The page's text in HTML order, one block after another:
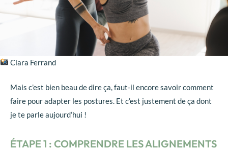
Clara Ferrand
Mais c’est bien beau de dire ça, faut-il encore savoir comment
faire pour adapter les postures. Et c’est justement de ça dont
je te parle aujourd’hui !
ÉTAPE 1 : COMPRENDRE LES ALIGNEMENTS